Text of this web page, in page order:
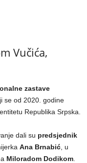
Vučića,
zastave
se od 2020. godine
Republika Srpska.
dali su predsjednik
Ana Brnabić , u
Miloradom Dodikom